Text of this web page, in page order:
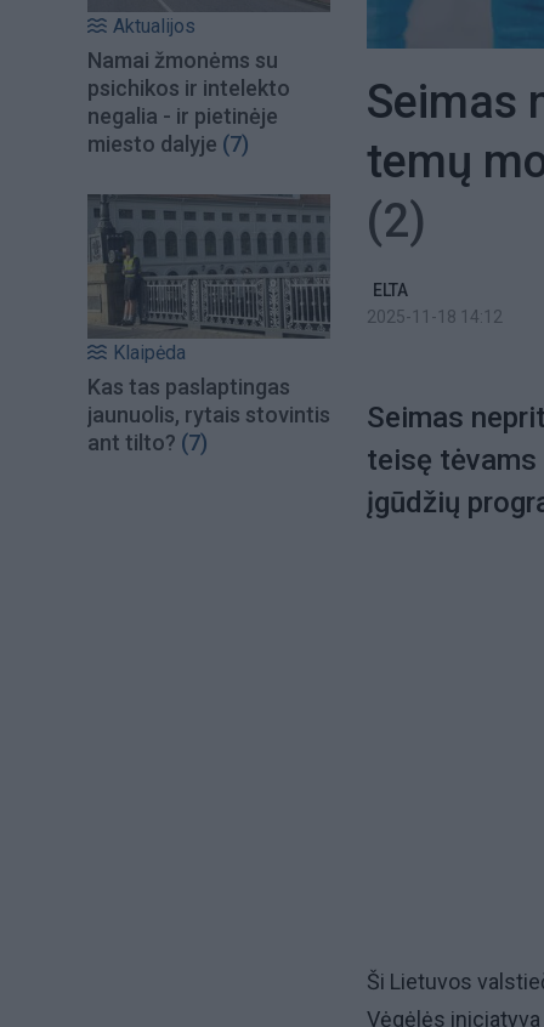
Aktualijos
Namai žmonėms su
psichikos ir intelekto
negalia - ir pietinėje
miesto dalyje (7)
Klaipėda
Kas tas paslaptingas
jaunuolis, rytais stovintis
ant tilto? (7)
Seimas
temų
(2)
ELTA
2025-11-18 14:12
Seimas
teisę tėvams
įgūdžių
Ši Lietuvos
Vėgėlės